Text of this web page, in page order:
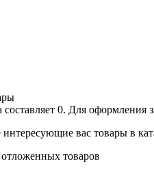
0. Для оформления
вас товары в
товаров